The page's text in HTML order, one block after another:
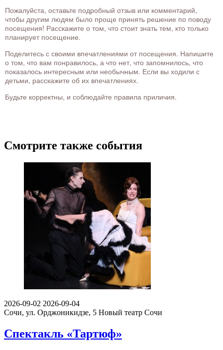
Пожалуйста, оставьте подробный отзыв или комментарий,
чтобы другим людям было проще принять решение по поводу
посещения! Расскажите о том, что стоит знать тем, кто только
планирует посещение.
Поделитесь с своими впечатлениями от посещения. Напишите
о том, что вам понравилось, а что нет, что запомнилось, что
показалось интересным или необычным. Если вы ходили с
детьми, расскажите об их впечатлениях.
Будьте корректны, и соблюдайте правила приличия.
Смотрите также события
2026-09-02 2026-09-04
Сочи, ул. Орджоникидзе, 5 Новый театр Сочи
Спектакль «Тартюф»